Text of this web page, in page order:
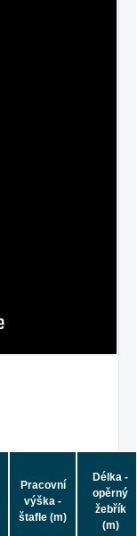
Pracovní
výška -
štafle (m)
Délka -
opěrný
žebřík
(m)